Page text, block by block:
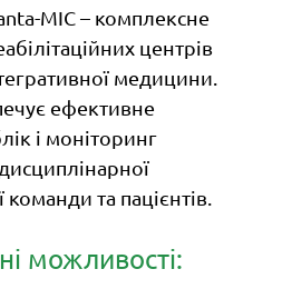
МІС – комплексне
центрів
медицини.
ефективне
і моніторинг
команди та пацієнтів.
можливості: